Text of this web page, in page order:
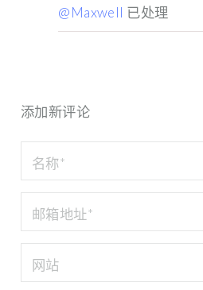
@Maxwell 已处理
添加新评论